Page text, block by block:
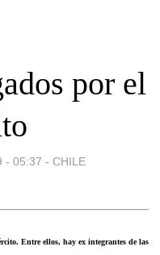
por el
- 05:37 - CHILE
Entre ellos, hay ex integrantes de las